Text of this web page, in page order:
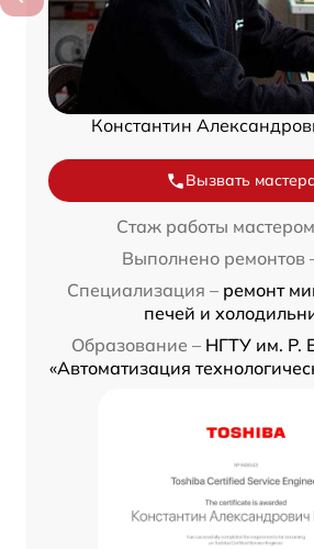
Константин
Вызвать
Стаж работы
Выполнено ремонтов
Специализация – ремонт
печей и
Образование – НГТУ им. Р.
«Автоматизация